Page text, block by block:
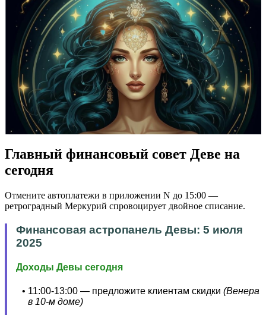
Главный финансовый совет Деве на
сегодня
Отмените автоплатежи в приложении N до 15:00 —
ретроградный Меркурий спровоцирует двойное списание.
Финансовая астропанель Девы: 5 июля
2025
Доходы Девы сегодня
11:00-13:00 — предложите клиентам скидки (Венера
в 10-м доме)